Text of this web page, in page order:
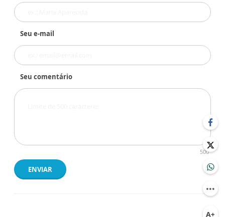
Seu e-mail
Seu comentário
500
ENVIAR